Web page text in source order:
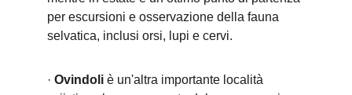
per escursioni e osservazione della fauna
selvatica, inclusi orsi, lupi e cervi.
· Ovindoli è un'altra importante località